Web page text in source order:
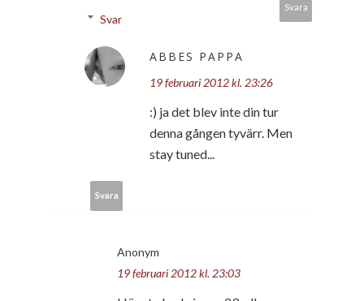
Svara
Svar
ABBES PAPPA
19 februari 2012 kl. 23:26
:) ja det blev inte din tur
denna gången tyvärr. Men
stay tuned...
Svara
Anonym
19 februari 2012 kl. 23:03